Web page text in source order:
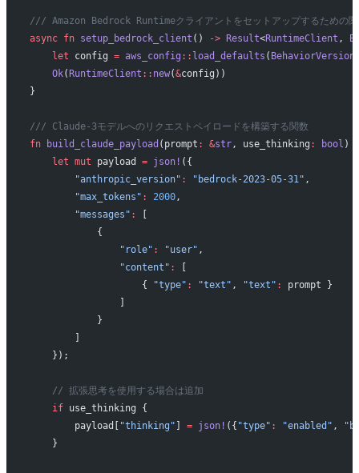
/// Amazon Bedrock Runtimeクライアントをセットアップするための
async fn setup_bedrock_client () -> Result<RuntimeClient ,
    let
config = aws_config :: load_defaults ( BehaviorVersion
    Ok
(RuntimeClient :: new(&config))
}
/// Claude-3モデルへのリクエストペイロードを構築する関数
fn build_claude_payload (prompt : &str, use_thinking : bool )
    let
mut payload = json! ({
        "anthropic_version"
: "bedrock-2023-05-31" ,
        "max_tokens"
: 2000,
        "messages"
:
[
            {
                "role"
: "user" ,
                "content"
:
[
                    {
"type" : "text" , "text" :
prompt }
                ]
            }
        ]
    });
    // 拡張思考を使用する場合は追加
    if
use_thinking {
        payload[
"thinking" ] = json! ({ "type" : "enabled" ,
    }